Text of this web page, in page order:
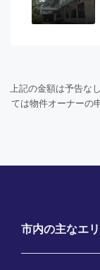
上記の金額は予告な
ては物件オーナーの
市内の主なエ